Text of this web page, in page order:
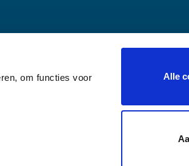
om functies voor
Alle